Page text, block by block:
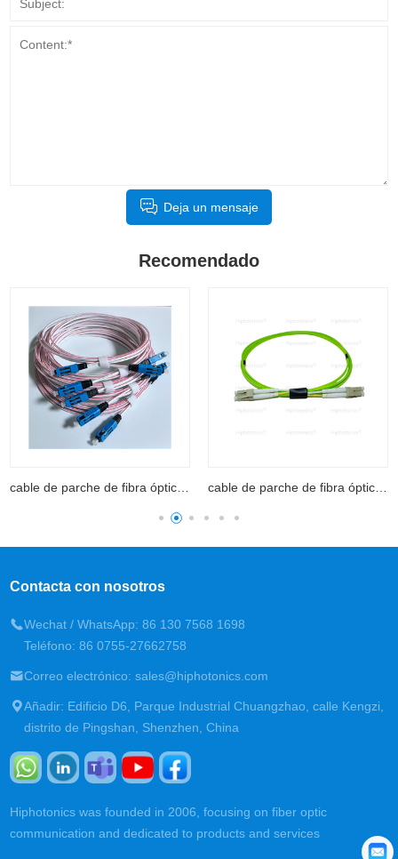
Deja un mensaje
Recomendado
Contacta con nosotros
Wechat / WhatsApp: 86 130 7568 1698
Teléfono: 86 0755-27662758
Correo electrónico: sales@hiphotonics.com
Añadir: Edificio D6, Parque Industrial Chuangzhao, calle Kengzi,
distrito de Pingshan, Shenzhen, China
Hiphotonics was founded in 2006, focusing on fiber optic
communication and dedicated to products and services